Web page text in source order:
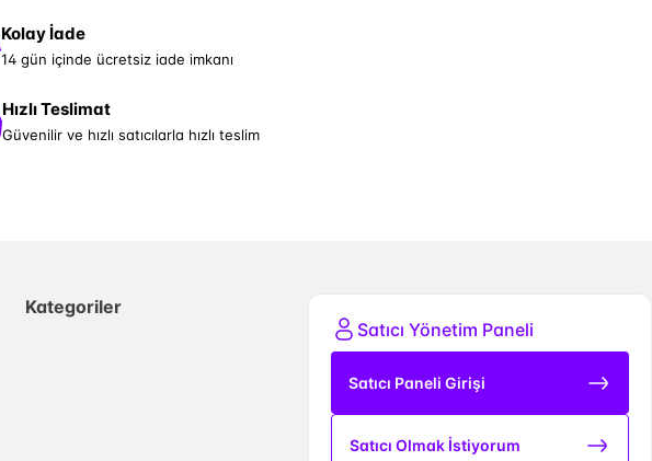
Kolay İade
14 gün içinde ücretsiz iade imkanı
Hızlı Teslimat
Güvenilir ve hızlı satıcılarla hızlı teslim
Kategoriler
Satıcı Yönetim Paneli
Satıcı Paneli Girişi
Satıcı Olmak İstiyorum